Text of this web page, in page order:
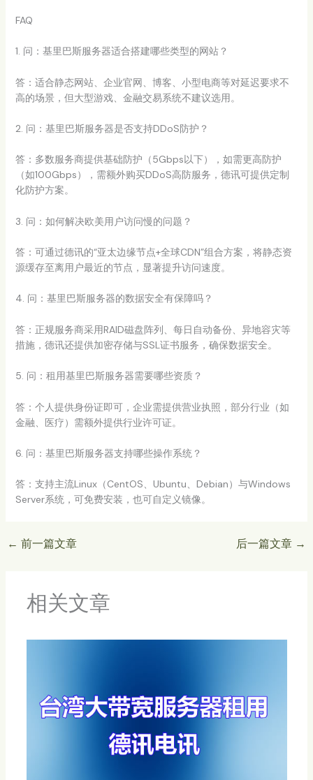
FAQ
1. 问：基里巴斯服务器适合搭建哪些类型的网站？
答：适合静态网站、企业官网、博客、小型电商等对延迟要求不
高的场景，但大型游戏、金融交易系统不建议选用。
2. 问：基里巴斯服务器是否支持DDoS防护？
答：多数服务商提供基础防护（5Gbps以下），如需更高防护
（如100Gbps），需额外购买DDoS高防服务，德讯可提供定制
化防护方案。
3. 问：如何解决欧美用户访问慢的问题？
答：可通过德讯的“亚太边缘节点+全球CDN”组合方案，将静态资
源缓存至离用户最近的节点，显著提升访问速度。
4. 问：基里巴斯服务器的数据安全有保障吗？
答：正规服务商采用RAID磁盘阵列、每日自动备份、异地容灾等
措施，德讯还提供加密存储与SSL证书服务，确保数据安全。
5. 问：租用基里巴斯服务器需要哪些资质？
答：个人提供身份证即可，企业需提供营业执照，部分行业（如
金融、医疗）需额外提供行业许可证。
6. 问：基里巴斯服务器支持哪些操作系统？
答：支持主流Linux（CentOS、Ubuntu、Debian）与Windows
Server系统，可免费安装，也可自定义镜像。
← 前一篇文章 后一篇文章 →
相关文章